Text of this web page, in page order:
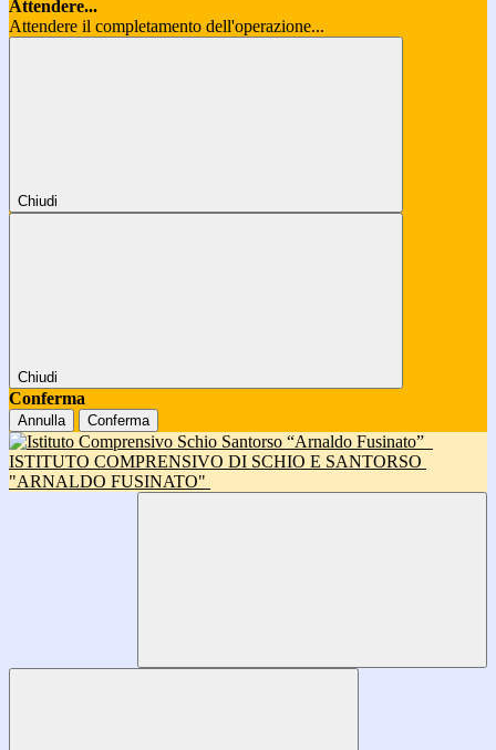
Attendere...
Attendere il completamento dell'operazione...
Chiudi
Chiudi
Conferma
Annulla Conferma
ISTITUTO COMPRENSIVO DI SCHIO E SANTORSO
"ARNALDO FUSINATO"